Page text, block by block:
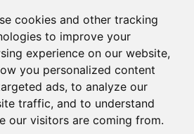
cookies and other tracking
to improve your
experience on our website,
you personalized content
ads, to analyze our
traffic, and to understand
our visitors are coming from.
de cookies